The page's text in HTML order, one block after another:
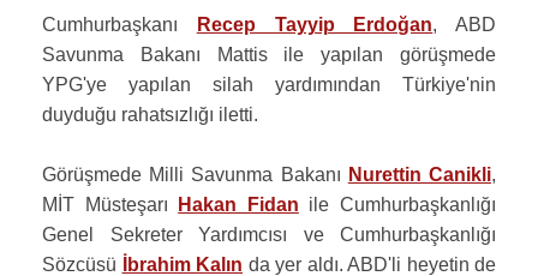
Cumhurbaşkanı Recep Tayyip Erdoğan, ABD
Savunma Bakanı Mattis ile yapılan görüşmede
YPG'ye yapılan silah yardımından Türkiye'nin
duyduğu rahatsızlığı iletti.
Görüşmede Milli Savunma Bakanı Nurettin Canikli,
MİT Müsteşarı
Hakan Fidan ile Cumhurbaşkanlığı
Genel Sekreter Yardımcısı ve Cumhurbaşkanlığı
Sözcüsü
İbrahim Kalın da yer aldı. ABD'li heyetin de